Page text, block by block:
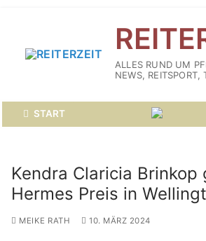
springen
ALLES RUND UM
NEWS, REITSPORT,
START
Kendra Claricia
Hermes Preis in
MEIKE RATH 10. MÄRZ 2024